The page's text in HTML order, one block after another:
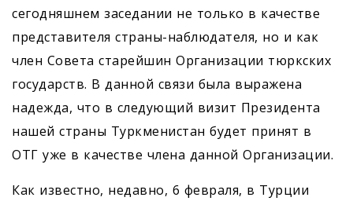
сегодняшнем заседании не только в качестве
представителя страны-наблюдателя, но и как
член Совета старейшин Организации тюркских
государств. В данной связи была выражена
надежда, что в следующий визит Президента
нашей страны Туркменистан будет принят в
ОТГ уже в качестве члена данной Организации.
Как известно, недавно, 6 февраля, в Турции